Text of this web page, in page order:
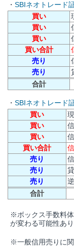
・ SBIネオトレード
買い
買い
買い
買い合計
売り
売り
合計
・ SBIネオトレード
買い
買い
買い
買い合計
売り
売り
売り
合計
※ボックス手数料
が変わる可能性あ
※一般信用売りに